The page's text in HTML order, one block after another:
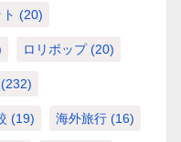
(20)
ロリポップ(20)
(232)
(19) 海外旅行 (16)